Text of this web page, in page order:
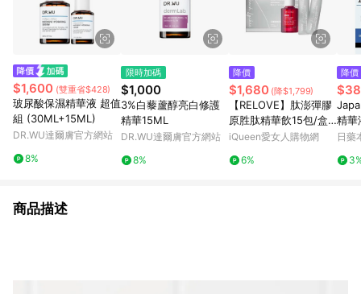
$1,600 (雙重省$428)
玻尿酸保濕精華液 超值
組 (30ML+15ML)
DR.WU達爾膚官方網站
8%
限時加碼
$1,000
3%白藜蘆醇亮白修護
精華15ML
DR.WU達爾膚官方網站
8%
降價
$1,680 (降$1,799)
【RELOVE】肽澎彈膠
原胜肽精華飲15包/盒+
Dr. May 美博士紅膠原
紅外泌膠原精華
iQueen愛女人購物網
6%
降價
精華
日藥
商品描述